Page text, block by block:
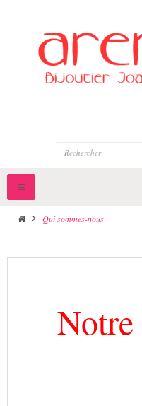
Toggle
navigation
>
Qui sommes-nous